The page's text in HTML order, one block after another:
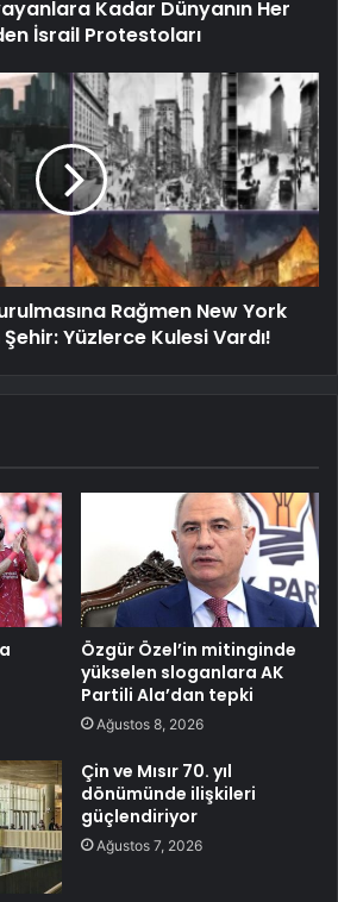
Kadar Dünyanın Her
İsrail Protestoları
Rağmen New York
Yüzlerce Kulesi Vardı!
Özgür Özel’in mitinginde
yükselen sloganlara AK
Partili Ala’dan tepki
Ağustos 8, 2026
Çin ve Mısır 70. yıl
dönümünde ilişkileri
güçlendiriyor
Ağustos 7, 2026